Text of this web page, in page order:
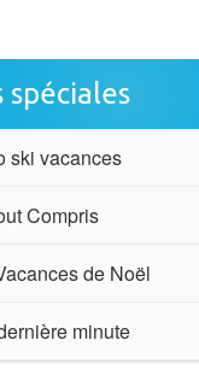
spéciales
ski vacances
Compris
de Noël
minute